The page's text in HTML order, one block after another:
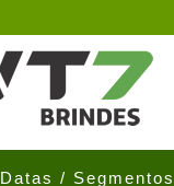
Datas / Segmentos